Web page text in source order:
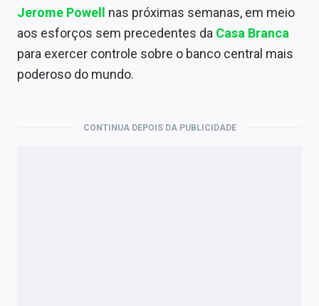
Empresas
Política
Jerome Powell nas próximas semanas, em meio
aos esforços sem precedentes da Casa Branca
para exercer controle sobre o banco central mais
poderoso do mundo.
CONTINUA DEPOIS DA PUBLICIDADE